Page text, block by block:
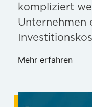
kompliziert
Unternehmen
Mehr erfahren